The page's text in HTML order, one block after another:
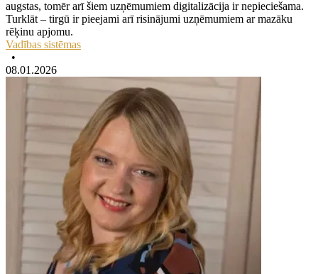
augstas, tomēr arī šiem uzņēmumiem digitalizācija ir nepieciešama.
Turklāt – tirgū ir pieejami arī risinājumi uzņēmumiem ar mazāku
rēķinu apjomu.
Vadības sistēmas
•
08.01.2026